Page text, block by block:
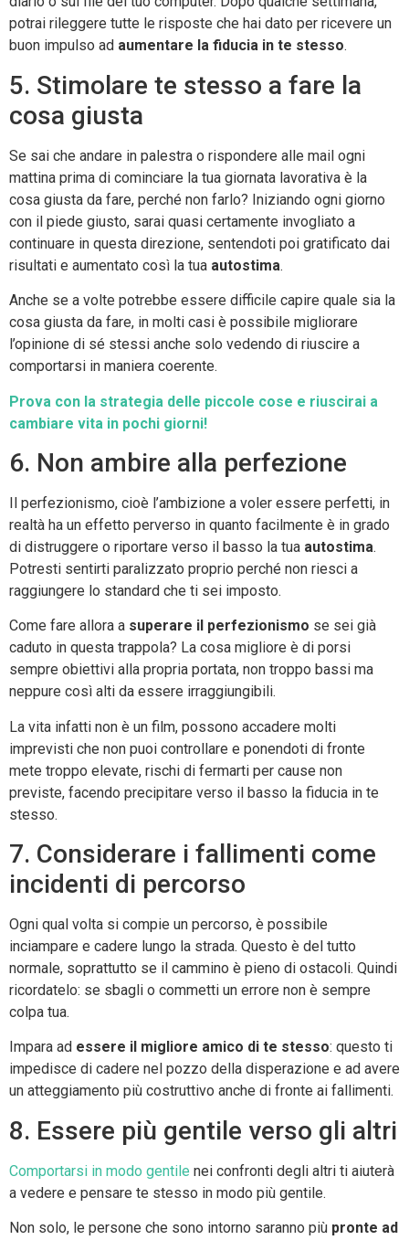
potrai rileggere tutte le risposte che hai dato per ricevere un
buon impulso ad aumentare la fiducia in te stesso.
5. Stimolare te stesso a fare la
cosa giusta
Se sai che andare in palestra o rispondere alle mail ogni
mattina prima di cominciare la tua giornata lavorativa è la
cosa giusta da fare, perché non farlo? Iniziando ogni giorno
con il piede giusto, sarai quasi certamente invogliato a
continuare in questa direzione, sentendoti poi gratificato dai
risultati e aumentato così la tua autostima.
Anche se a volte potrebbe essere difficile capire quale sia la
cosa giusta da fare, in molti casi è possibile migliorare
l’opinione di sé stessi anche solo vedendo di riuscire a
comportarsi in maniera coerente.
Prova con la strategia delle piccole cose e riuscirai a
cambiare vita in pochi giorni!
6. Non ambire alla perfezione
Il perfezionismo, cioè l’ambizione a voler essere perfetti, in
realtà ha un effetto perverso in quanto facilmente è in grado
di distruggere o riportare verso il basso la tua autostima.
Potresti sentirti paralizzato proprio perché non riesci a
raggiungere lo standard che ti sei imposto.
Come fare allora a superare il perfezionismo se sei già
caduto in questa trappola? La cosa migliore è di porsi
sempre obiettivi alla propria portata, non troppo bassi ma
neppure così alti da essere irraggiungibili.
La vita infatti non è un film, possono accadere molti
imprevisti che non puoi controllare e ponendoti di fronte
mete troppo elevate, rischi di fermarti per cause non
previste, facendo precipitare verso il basso la fiducia in te
stesso.
7. Considerare i fallimenti come
incidenti di percorso
Ogni qual volta si compie un percorso, è possibile
inciampare e cadere lungo la strada. Questo è del tutto
normale, soprattutto se il cammino è pieno di ostacoli. Quindi
ricordatelo: se sbagli o commetti un errore non è sempre
colpa tua.
Impara ad essere il migliore amico di te stesso: questo ti
impedisce di cadere nel pozzo della disperazione e ad avere
un atteggiamento più costruttivo anche di fronte ai fallimenti.
8. Essere più gentile verso gli altri
Comportarsi in modo gentile nei confronti degli altri ti aiuterà
a vedere e pensare te stesso in modo più gentile.
Non solo, le persone che sono intorno saranno più pronte ad